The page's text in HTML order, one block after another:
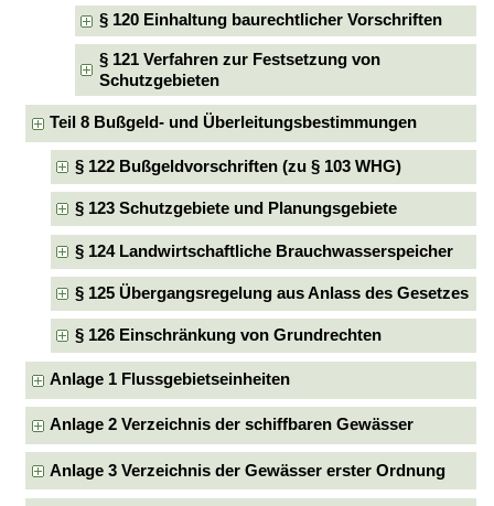
§ 120 Einhaltung baurechtlicher Vorschriften
§ 121 Verfahren zur Festsetzung von
Schutzgebieten
Teil 8 Bußgeld- und Überleitungsbestimmungen
§ 122 Bußgeldvorschriften (zu § 103 WHG)
§ 123 Schutzgebiete und Planungsgebiete
§ 124 Landwirtschaftliche Brauchwasserspeicher
§ 125 Übergangsregelung aus Anlass des Gesetzes
§ 126 Einschränkung von Grundrechten
Anlage 1 Flussgebietseinheiten
Anlage 2 Verzeichnis der schiffbaren Gewässer
Anlage 3 Verzeichnis der Gewässer erster Ordnung